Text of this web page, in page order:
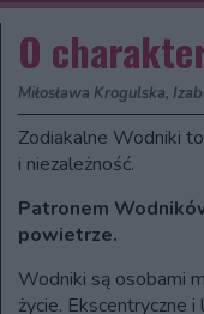
O
Miłosława Krogulska,
Zodiakalne Wodniki
i niezależność.
Patronem
powietrze.
Wodniki są osobami
życie. Ekscentryczne